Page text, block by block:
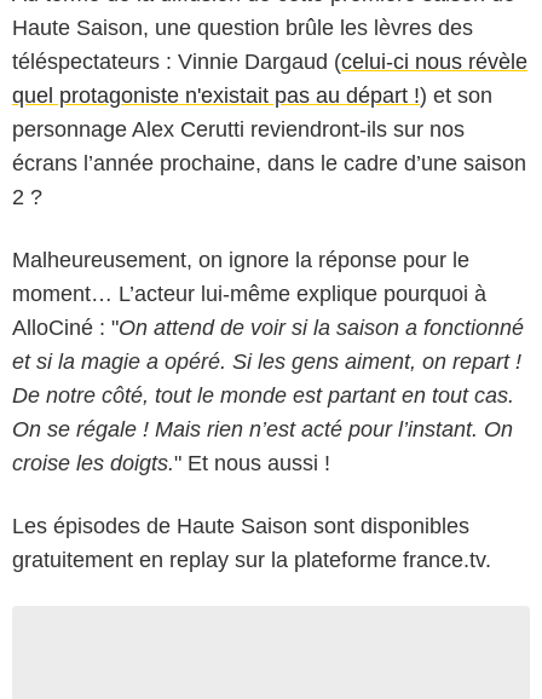
Haute Saison, une question brûle les lèvres des
téléspectateurs : Vinnie Dargaud (celui-ci nous révèle
quel protagoniste n'existait pas au départ !) et son
personnage Alex Cerutti reviendront-ils sur nos
écrans l’année prochaine, dans le cadre d’une saison
2 ?
Malheureusement, on ignore la réponse pour le
moment… L’acteur lui-même explique pourquoi à
AlloCiné : "On attend de voir si la saison a fonctionné
et si la magie a opéré. Si les gens aiment, on repart !
De notre côté, tout le monde est partant en tout cas.
On se régale ! Mais rien n’est acté pour l’instant. On
croise les doigts." Et nous aussi !
Les épisodes de Haute Saison sont disponibles
gratuitement en replay sur la plateforme france.tv.